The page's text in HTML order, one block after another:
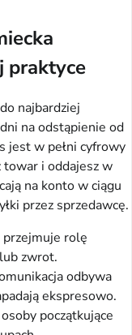
praktyce
najbardziej
na odstąpienie od
jest w pełni cyfrowy
i oddajesz w
na konto w ciągu
przez sprzedawcę.
rolę
zwrot.
odbywa
ekspresowo.
początkujące